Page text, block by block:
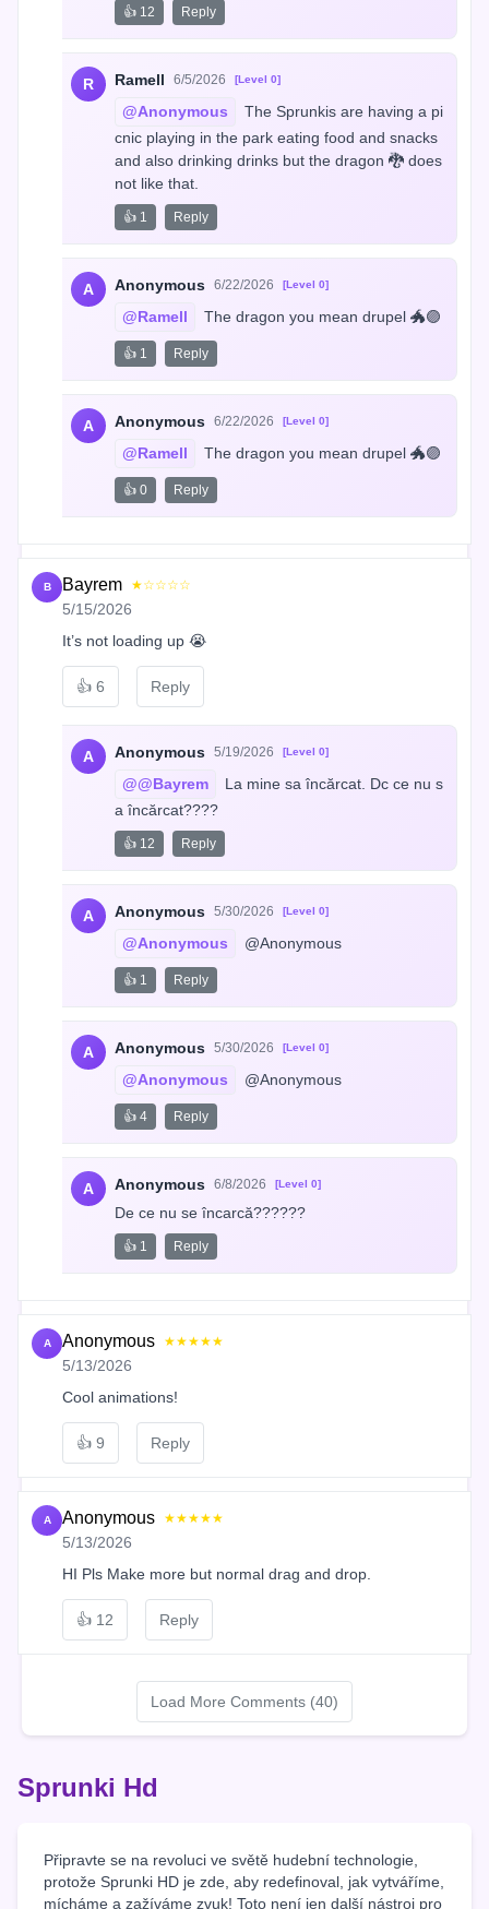
👍 12 Reply
R Ramell 6/5/2026 [Level 0]
@Anonymous
The Sprunkis are having a pi
cnic playing in the park eating food and snacks
and also drinking drinks but the dragon 🐉 does
not like that.
👍 1 Reply
A Anonymous 6/22/2026 [Level 0]
@Ramell The dragon you mean drupel 🐲🟣
👍 1 Reply
A Anonymous 6/22/2026 [Level 0]
@Ramell The dragon you mean drupel 🐲🟣
👍 0 Reply
B Bayrem ★☆☆☆☆
5/15/2026
It’s not loading up 😭
👍 6 Reply
A Anonymous 5/19/2026 [Level 0]
@@Bayrem
La mine sa încărcat. Dc ce nu s
a încărcat????
👍 12 Reply
A Anonymous 5/30/2026 [Level 0]
@Anonymous @Anonymous
👍 1 Reply
A Anonymous 5/30/2026 [Level 0]
@Anonymous @Anonymous
👍 4 Reply
A Anonymous 6/8/2026 [Level 0]
De ce nu se încarcă??????
👍 1 Reply
A Anonymous ★★★★★
5/13/2026
Cool animations!
👍 9 Reply
A Anonymous ★★★★★
5/13/2026
HI Pls Make more but normal drag and drop.
👍 12 Reply
Load More Comments (40)
Sprunki Hd
Připravte se na revoluci ve světě hudební technologie,
protože Sprunki HD je zde, aby redefinoval, jak vytváříme,
mícháme a zažíváme zvuk! Toto není jen další nástroj pro